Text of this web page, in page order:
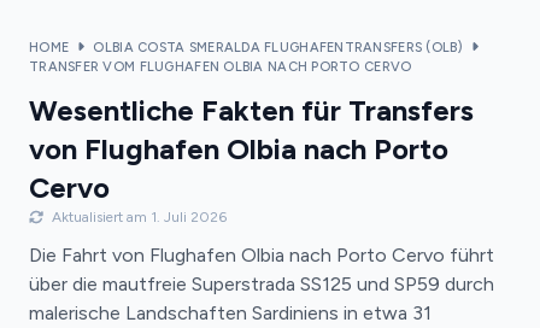
HOME
OLBIA COSTA SMERALDA FLUGHAFENTRANSFERS (OLB)
TRANSFER VOM FLUGHAFEN OLBIA NACH PORTO CERVO
Wesentliche Fakten für Transfers
von Flughafen Olbia nach Porto
Cervo
Aktualisiert am 1. Juli 2026
Die Fahrt von Flughafen Olbia nach Porto Cervo führt
über die mautfreie Superstrada SS125 und SP59 durch
malerische Landschaften Sardiniens in etwa 31